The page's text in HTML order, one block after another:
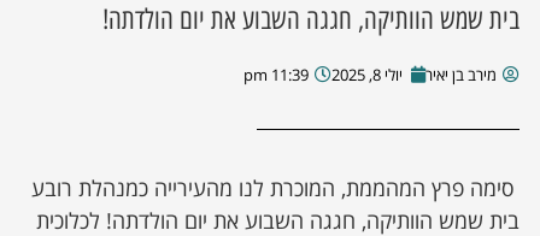
בית שמש הוותיקה, חגגה השבוע את יום הולדתה!
מירב בן יאיר יולי 8, 2025 11:39 pm
סימה פרץ המהממת, המוכרת לנו מהעירייה כמנהלת רובע
בית שמש הוותיקה, חגגה השבוע את יום הולדתה! לכלוכית